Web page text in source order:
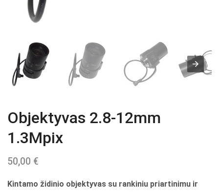
Objektyvas 2.8-12mm
1.3Mpix
50,00 €
Kintamo židinio objektyvas su rankiniu priartinimu ir